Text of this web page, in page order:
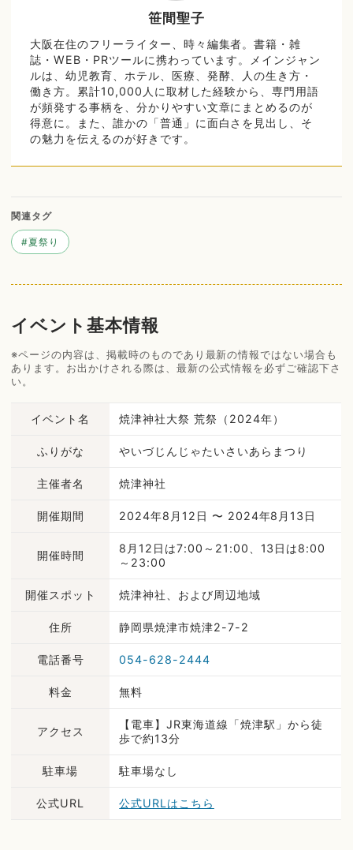
笹間聖子
大阪在住のフリーライター、時々編集者。書籍・雑
誌・WEB・PRツールに携わっています。メインジャン
ルは、幼児教育、ホテル、医療、発酵、人の生き方・
働き方。累計10,000人に取材した経験から、専門用語
が頻発する事柄を、分かりやすい文章にまとめるのが
得意に。また、誰かの「普通」に面白さを見出し、そ
の魅力を伝えるのが好きです。
関連タグ
#夏祭り
イベント基本情報
※ページの内容は、掲載時のものであり最新の情報ではない場合も
あります。お出かけされる際は、最新の公式情報を必ずご確認下さ
い。
イベント名 焼津神社大祭 荒祭（2024年）
ふりがな やいづじんじゃたいさいあらまつり
主催者名 焼津神社
開催期間 2024年8月12日 〜 2024年8月13日
開催時間
8月12日は7:00～21:00、13日は8:00
～23:00
開催スポット 焼津神社、および周辺地域
住所 静岡県焼津市焼津2-7-2
電話番号 054-628-2444
料金 無料
アクセス
【電車】JR東海道線「焼津駅」から徒
歩で約13分
駐車場 駐車場なし
公式URL 公式URLはこちら